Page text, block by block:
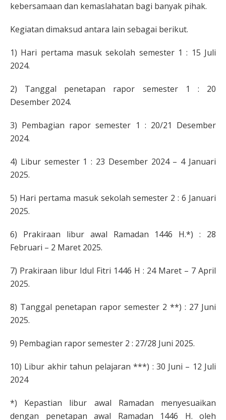
kebersamaan dan kemaslahatan bagi banyak pihak.
Kegiatan dimaksud antara lain sebagai berikut.
1) Hari pertama masuk sekolah semester 1 : 15 Juli
2024.
2) Tanggal penetapan rapor semester 1 : 20
Desember 2024.
3) Pembagian rapor semester 1 : 20/21 Desember
2024.
4) Libur semester 1 : 23 Desember 2024 – 4 Januari
2025.
5) Hari pertama masuk sekolah semester 2 : 6 Januari
2025.
6) Prakiraan libur awal Ramadan 1446 H.*) : 28
Februari – 2 Maret 2025.
7) Prakiraan libur Idul Fitri 1446 H : 24 Maret – 7 April
2025.
8) Tanggal penetapan rapor semester 2 **) : 27 Juni
2025.
9) Pembagian rapor semester 2 : 27/28 Juni 2025.
10) Libur akhir tahun pelajaran ***) : 30 Juni – 12 Juli
2024
*) Kepastian libur awal Ramadan menyesuaikan
dengan penetapan awal Ramadan 1446 H. oleh